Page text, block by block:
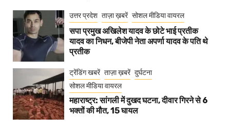
उत्तर प्रदेश ताज़ा ख़बरें सोशल मीडिया वायरल
सपा प्रमुख अखिलेश यादव के छोटे भाई प्रतीक
यादव का निधन, बीजेपी नेता अपर्णा यादव के पति थे
प्रतीक
ट्रेंडिंग खबरें ताज़ा ख़बरें दुर्घटना
सोशल मीडिया वायरल
महाराष्ट्र: सांगली में दुखद घटना, दीवार गिरने से 6
भक्तों की मौत, 15 घायल